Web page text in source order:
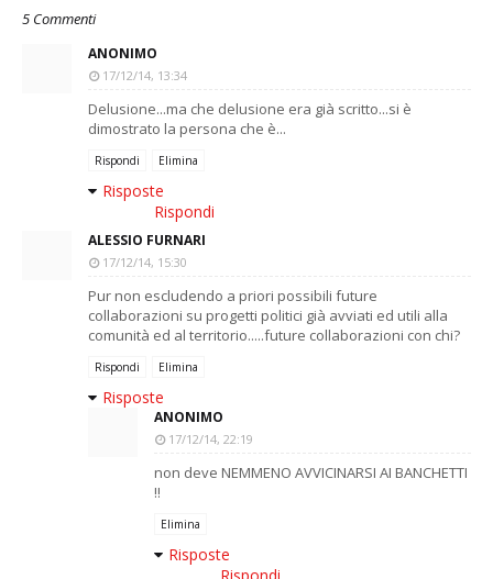
5 Commenti
ANONIMO
17/12/14, 13:34
Delusione...ma che delusione era già scritto...si è
dimostrato la persona che è...
Rispondi Elimina
Risposte
Rispondi
ALESSIO FURNARI
17/12/14, 15:30
Pur non escludendo a priori possibili future
collaborazioni su progetti politici già avviati ed utili alla
comunità ed al territorio.....future collaborazioni con chi?
Rispondi Elimina
Risposte
ANONIMO
17/12/14, 22:19
non deve NEMMENO AVVICINARSI AI BANCHETTI
!!
Elimina
Risposte